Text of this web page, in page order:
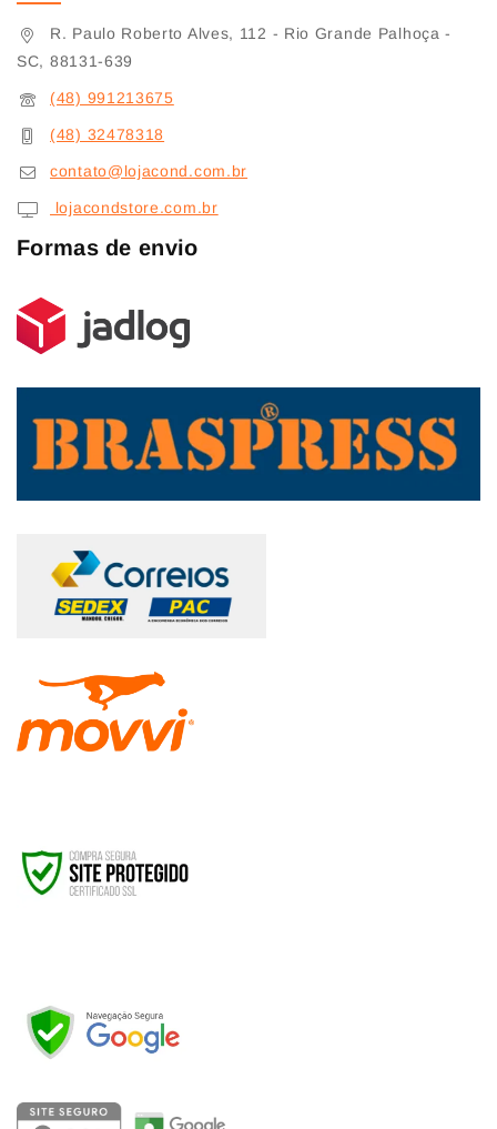
R. Paulo Roberto Alves, 112 - Rio Grande Palhoça -
SC, 88131-639
(48) 991213675
(48) 32478318
contato@lojacond.com.br
lojacondstore.com.br
Formas de envio